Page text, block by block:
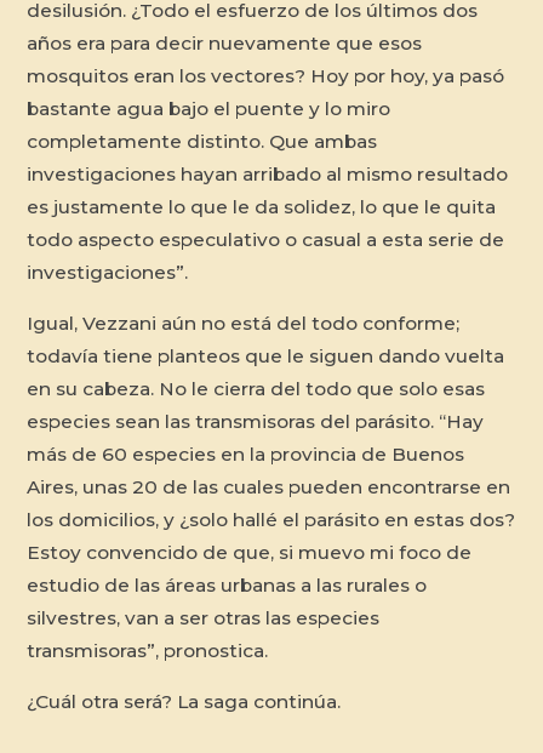
desilusión. ¿Todo el esfuerzo de los últimos dos
años era para decir nuevamente que esos
mosquitos eran los vectores? Hoy por hoy, ya pasó
bastante agua bajo el puente y lo miro
completamente distinto. Que ambas
investigaciones hayan arribado al mismo resultado
es justamente lo que le da solidez, lo que le quita
todo aspecto especulativo o casual a esta serie de
investigaciones”.
Igual, Vezzani aún no está del todo conforme;
todavía tiene planteos que le siguen dando vuelta
en su cabeza. No le cierra del todo que solo esas
especies sean las transmisoras del parásito. “Hay
más de 60 especies en la provincia de Buenos
Aires, unas 20 de las cuales pueden encontrarse en
los domicilios, y ¿solo hallé el parásito en estas dos?
Estoy convencido de que, si muevo mi foco de
estudio de las áreas urbanas a las rurales o
silvestres, van a ser otras las especies
transmisoras”, pronostica.
¿Cuál otra será? La saga continúa.